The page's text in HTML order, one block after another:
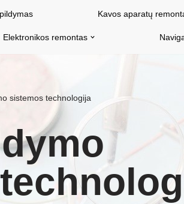
Kavos aparatų
Elektronikos remontas
sistemos technologija